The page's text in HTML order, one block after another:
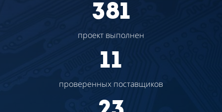
381
проект выполнен
11
проверенных поставщиков